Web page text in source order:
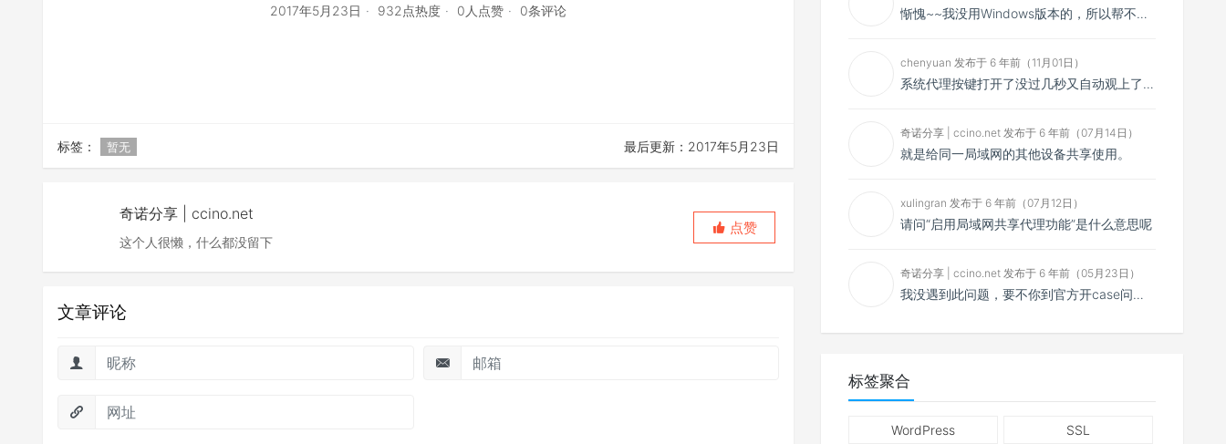
2017年5月23日 932点热度 0人点赞 0条评论
标签： 暂无 最后更新：2017年5月23日
奇诺分享 | ccino.net
这个人很懒，什么都没留下
点赞
文章评论
惭愧~~我没用Windows版本的，所以帮不了你~~
chenyuan 发布于 6 年前（11月01日）
系统代理按键打开了没过几秒又自动观上了，导致一直打开不了，是什么问题呢？感谢大佬，请帮帮忙！谢谢！
奇诺分享 | ccino.net 发布于 6 年前（07月14日）
就是给同一局域网的其他设备共享使用。
xulingran 发布于 6 年前（07月12日）
请问“启用局域网共享代理功能”是什么意思呢
奇诺分享 | ccino.net 发布于 6 年前（05月23日）
我没遇到此问题，要不你到官方开case问问看？
标签聚合
WordPress SSL